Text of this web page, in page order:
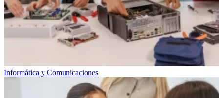
Informática y Comunicaciones